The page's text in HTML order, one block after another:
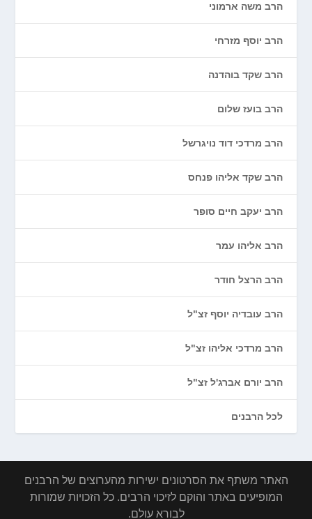
הרב משה ארמוני
הרב יוסף מזרחי
הרב שקד בוהדנה
הרב בועז שלום
הרב מרדכי דוד נויגרשל
הרב שקד אליהו פנחס
הרב יעקב חיים סופר
הרב אליהו עמר
הרב הרצל חודר
הרב עובדיה יוסף זצ"ל
הרב מרדכי אליהו זצ"ל
הרב יורם אברג'ל זצ"ל
לכל הרבנים
האתר משתף את הסרטונים ישירות מהערוצים של הרבנים
המופיעים באתר והוקם לזיכוי הרבים. כל הזכויות שמורות
לבורא עולם.